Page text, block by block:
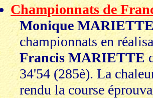
Championnats de
Monique
championnats en
Francis MARIETTE
34'54 (285è). La
rendu la course